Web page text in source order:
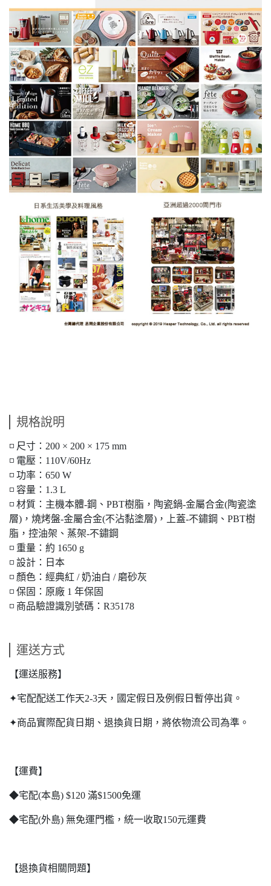
規格說明
◽ 尺寸：200 × 200 × 175 mm
◽ 電壓：110V/60Hz
◽ 功率：650 W
◽ 容量：1.3 L
◽ 材質：主機本體-鋼、PBT樹脂，陶瓷鍋-金屬合金(陶瓷塗
層)，燒烤盤-金屬合金(不沾黏塗層)，上蓋-不鏽鋼、PBT樹
脂，控油架、蒸架-不鏽鋼
◽ 重量：約 1650 g
◽ 設計：日本
◽ 顏色：經典紅 / 奶油白 / 磨砂灰
◽ 保固：原廠 1 年保固
◽ 商品驗證識別號碼：R35178
運送方式
【運送服務】
✦宅配配送工作天2-3天，國定假日及例假日暫停出貨。
✦商品實際配貨日期、退換貨日期，將依物流公司為準。
【運費】
◆宅配(本島) $120 滿$1500免運
◆宅配(外島) 無免運門檻，統一收取150元運費
【退換貨相關問題】